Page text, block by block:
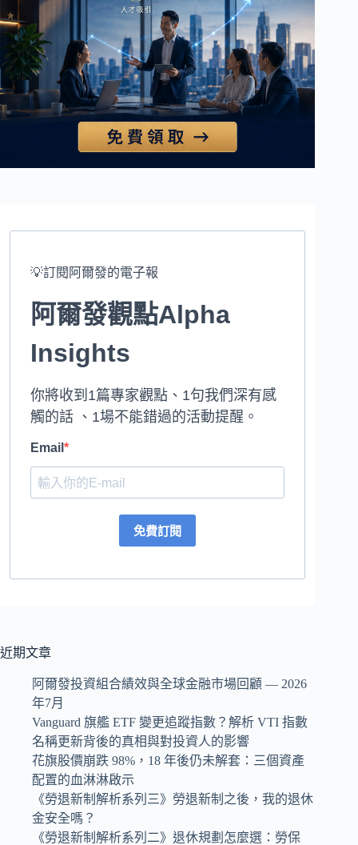
💡訂閱阿爾發的電子報
阿爾發觀點Alpha
Insights
你將收到1篇專家觀點、1句我們深有感
觸的話 、1場不能錯過的活動提醒。
Email
免費訂閱
近期文章
阿爾發投資組合績效與全球金融市場回顧 — 2026
年7月
Vanguard 旗艦 ETF 變更追蹤指數？解析 VTI 指數
名稱更新背後的真相與對投資人的影響
花旗股價崩跌 98%，18 年後仍未解套：三個資產
配置的血淋淋啟示
《勞退新制解析系列三》勞退新制之後，我的退休
金安全嗎？
《勞退新制解析系列二》退休規劃怎麼選：勞保